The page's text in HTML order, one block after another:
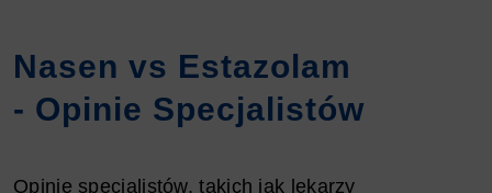
Nasen vs Estazolam
- Opinie Specjalistów
Opinie specjalistów, takich jak lekarzy